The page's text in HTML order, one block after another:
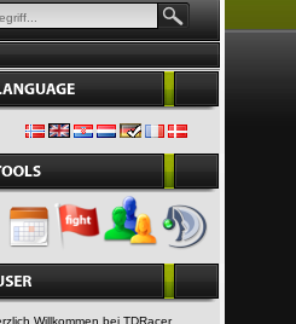
Willkommen bei TDRacer